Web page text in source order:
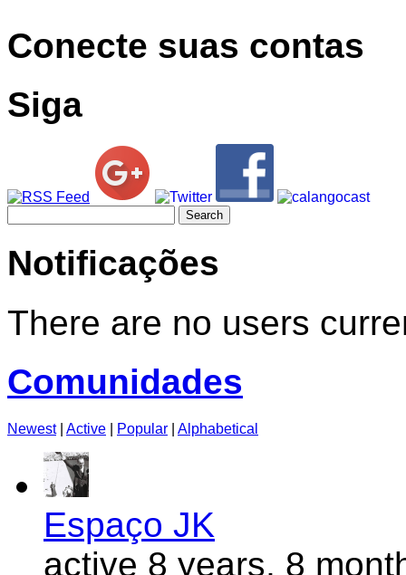
Conecte suas contas
Siga
for:
Notificações
There are no users
Comunidades
Newest Active Popular Alphabetical
Espaço JK
active 8 years, 8